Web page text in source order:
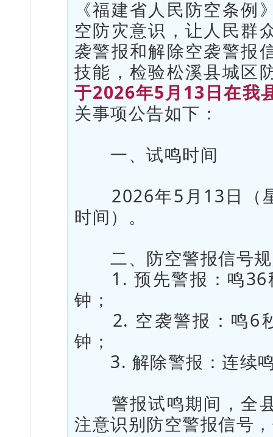
《福建省人民防空条
空防灾意识，让人民群
袭警报和解除空袭警报
技能，检验松溪县城区
于2026年5月13日在我
关事项公告如下：
一、试鸣时间
2026年5月13日（
时间）。
二、防空警报信号规
1. 预先警报：鸣36
钟；
2. 空袭警报：鸣6秒
钟；
3. 解除警报：连续
警报试鸣期间，全县
注意识别防空警报信号